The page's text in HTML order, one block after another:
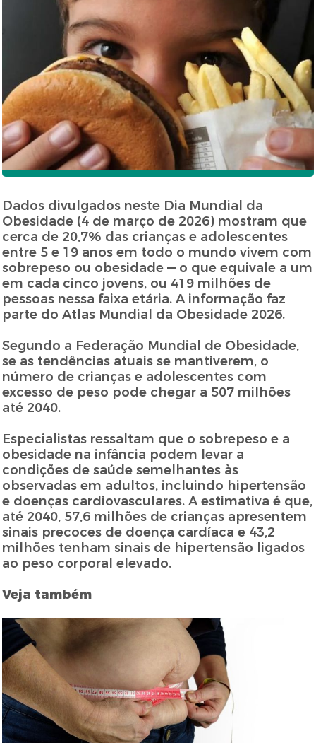
Dados divulgados neste Dia Mundial da
Obesidade (4 de março de 2026) mostram que
cerca de 20,7% das crianças e adolescentes
entre 5 e 19 anos em todo o mundo vivem com
sobrepeso ou obesidade — o que equivale a um
em cada cinco jovens, ou 419 milhões de
pessoas nessa faixa etária. A informação faz
parte do Atlas Mundial da Obesidade 2026.
Segundo a Federação Mundial de Obesidade,
se as tendências atuais se mantiverem, o
número de crianças e adolescentes com
excesso de peso pode chegar a 507 milhões
até 2040.
Especialistas ressaltam que o sobrepeso e a
obesidade na infância podem levar a
condições de saúde semelhantes às
observadas em adultos, incluindo hipertensão
e doenças cardiovasculares. A estimativa é que,
até 2040, 57,6 milhões de crianças apresentem
sinais precoces de doença cardíaca e 43,2
milhões tenham sinais de hipertensão ligados
ao peso corporal elevado.
Veja também